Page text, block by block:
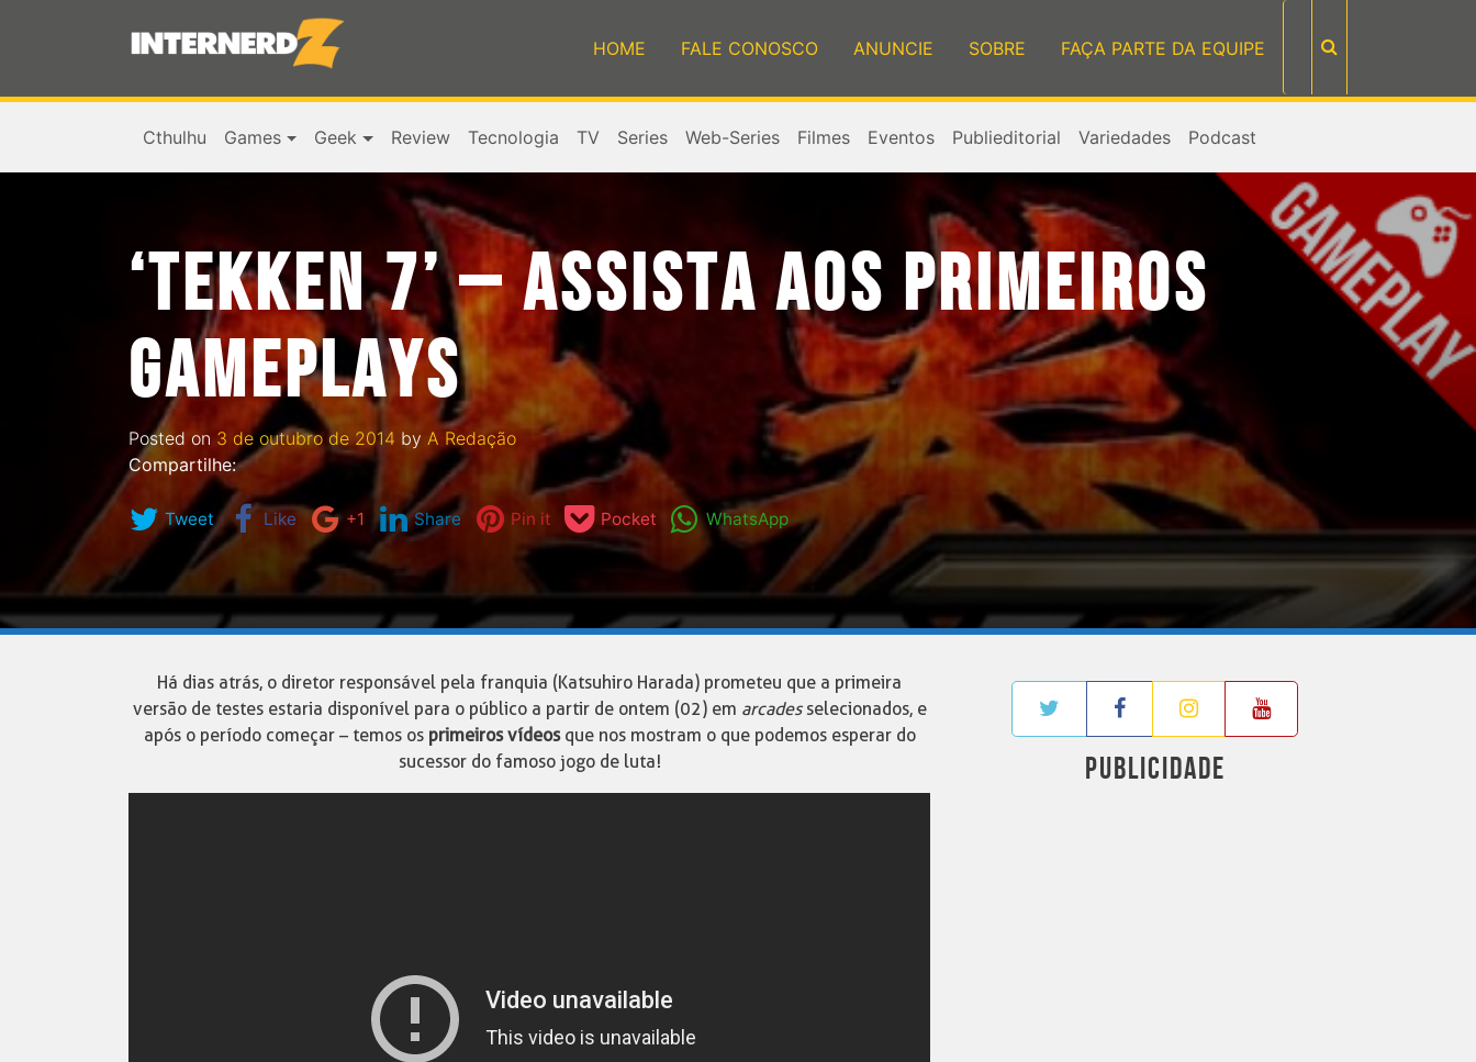
HOME FALE CONOSCO ANUNCIE SOBRE FAÇA PARTE DA EQUIPE
Cthulhu Games Geek Review Tecnologia TV Series Web-Series Filmes Eventos Publieditorial Variedades Podcast
‘TEKKEN 7’ – ASSISTA AOS PRIMEIROS
GAMEPLAYS
Posted on 3 de outubro de 2014 by A Redação
Compartilhe:
Tweet Like +1 Share Pin it Pocket WhatsApp
Há dias atrás, o diretor responsável pela franquia (Katsuhiro Harada) prometeu que a primeira
versão de testes estaria disponível para o público a partir de ontem (02) em arcadesselecionados, e
após o período começar – temos os primeiros vídeosque nos mostram o que podemos esperar do
sucessor do famoso jogo de luta!
PUBLICIDADE